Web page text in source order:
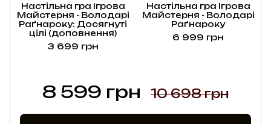
Настільна гра Ігрова
Майстерня - Володарі
Раґнароку: Досягнуті
цілі (доповнення)
3 699 грн
Настільна гра Ігрова
Майстерня - Володарі
Раґнароку
6 999 грн
8 599 грн 10 698 грн